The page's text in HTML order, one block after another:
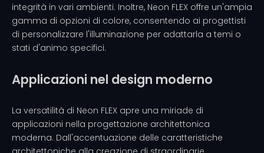
integrità in vari ambienti. Inoltre, Neon FLEX offre un'ampia
gamma di opzioni di colore, consentendo ai progettisti
di personalizzare l'illuminazione per adattarla a temi o
stati d'animo specifici.
Applicazioni nel design moderno
La versatilità di Neon FLEX apre una miriade di
applicazioni nella progettazione architettonica
moderna. Dall'accentuazione delle caratteristiche